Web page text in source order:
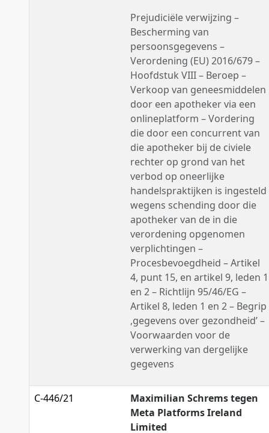
Prejudiciële verwijzing –
Bescherming van
persoonsgegevens –
Verordening (EU) 2016/679 –
Hoofdstuk VIII – Beroep –
Verkoop van geneesmiddelen
door een apotheker via een
onlineplatform – Vordering
die door een concurrent van
die apotheker bij de civiele
rechter op grond van het
verbod op oneerlijke
handelspraktijken is ingesteld
wegens schending door die
apotheker van de in die
verordening opgenomen
verplichtingen –
Procesbevoegdheid – Artikel
4, punt 15, en artikel 9, leden 1
en 2 – Richtlijn 95/46/EG –
Artikel 8, leden 1 en 2 – Begrip
‚gegevens over gezondheid’ –
Voorwaarden voor de
verwerking van dergelijke
gegevens
C-446/21
Maximilian Schrems tegen
Meta Platforms Ireland
Limited